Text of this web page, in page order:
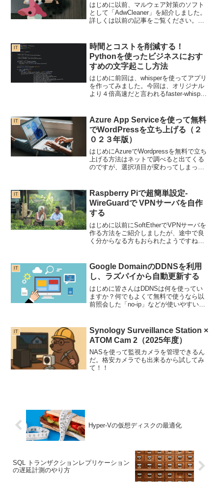
はじめに以前、マルウェア対策のソフト
として「AdwCleaner」を紹介しました。
詳しくは以前の記事をご覧ください。そ
回はそれを実際に応用して、全自動で最
新版の「Adw...
IT
時間とコストを削減する！
Pythonを使ったビジネスにおす
すめの文字起こし方法
はじめに前回は、whisperを使ってアプリ
を作ってみました。今回は、オリジナル
より４倍高速だと言われるfaster-whisper
て使えるようにします。①. 下記...
IT
Azure App Serviceを使って無料
でWordPressを立ち上げる（２
０２３年版）
はじめにAzureでWordpressを無料で立ち
上げる方法はネットで調べると出てくる
のですが、選択項目が変わってしまっ
では作れなくなっています。今回は、
そ...
IT
Raspberry Piで超簡単設定-
WireGuardで VPNサーバを自作
する
はじめに以前にSoftEtherでVPNサーバを
作る方法をご紹介しましたが、途中で良
く分からなる方もおられたようですね。
２１年版のVPNの設定として、今回は
「WireG...
IT
Google DomainのDDNSを利用
し、ラズパイから自動更新する
はじめに皆さんはDDNSは何を使ってい
ますか？何でもよくて無料で使うなら以
前照会した「no-ip」などが使いやすいで
よくキャンペーンを行っているので、最
初の１年は１円で...
IT
Synology Surveillance Station ×
ATOM Cam 2（2025年度）
NASを使って監視カメラを管理できるん
だ。格安カメラでも出来るから試してみ
て！！
Hyper-Vの仮想ディスクの最適化
SQL トランザクションレプリケーション
の遅延計測のやり方